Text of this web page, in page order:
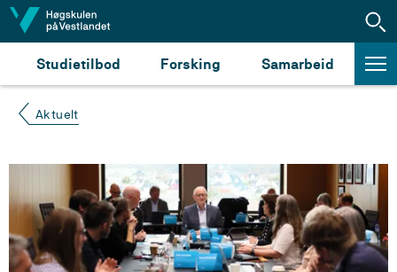
Hopp til innhald
Studietilbod Forsking Samarbeid
Aktuelt